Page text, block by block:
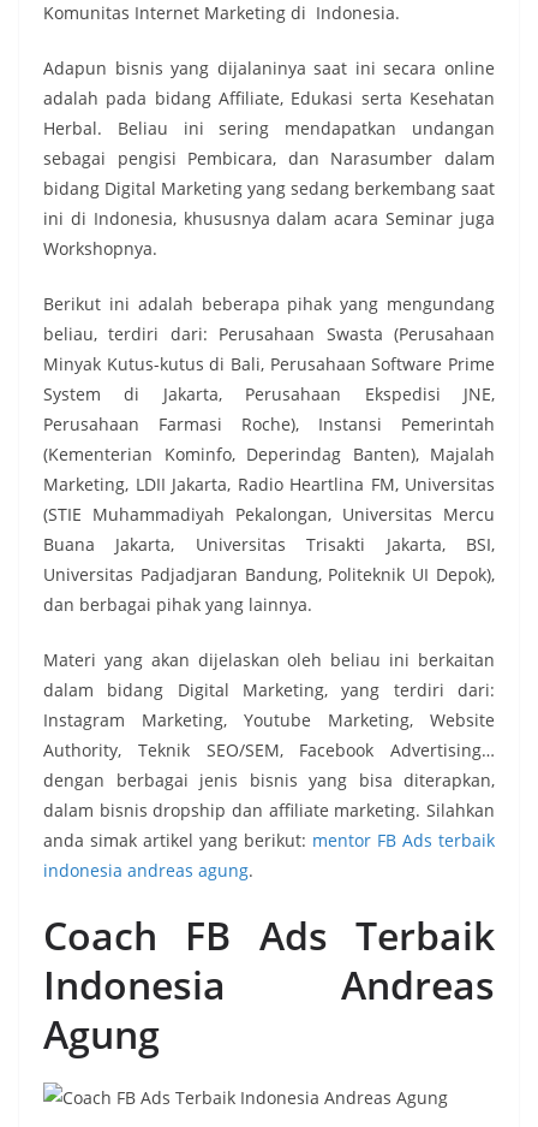
Komunitas Internet Marketing di Indonesia.
Adapun bisnis yang dijalaninya saat ini secara online
adalah pada bidang Affiliate, Edukasi serta Kesehatan
Herbal. Beliau ini sering mendapatkan undangan
sebagai pengisi Pembicara, dan Narasumber dalam
bidang Digital Marketing yang sedang berkembang saat
ini di Indonesia, khususnya dalam acara Seminar juga
Workshopnya.
Berikut ini adalah beberapa pihak yang mengundang
beliau, terdiri dari: Perusahaan Swasta (Perusahaan
Minyak Kutus-kutus di Bali, Perusahaan Software Prime
System di Jakarta, Perusahaan Ekspedisi JNE,
Perusahaan Farmasi Roche), Instansi Pemerintah
(Kementerian Kominfo, Deperindag Banten), Majalah
Marketing, LDII Jakarta, Radio Heartlina FM, Universitas
(STIE Muhammadiyah Pekalongan, Universitas Mercu
Buana Jakarta, Universitas Trisakti Jakarta, BSI,
Universitas Padjadjaran Bandung, Politeknik UI Depok),
dan berbagai pihak yang lainnya.
Materi yang akan dijelaskan oleh beliau ini berkaitan
dalam bidang Digital Marketing, yang terdiri dari:
Instagram Marketing, Youtube Marketing, Website
Authority, Teknik SEO/SEM, Facebook Advertising…
dengan berbagai jenis bisnis yang bisa diterapkan,
dalam bisnis dropship dan affiliate marketing. Silahkan
anda simak artikel yang berikut: mentor FB Ads terbaik
indonesia andreas agung.
Coach FB Ads Terbaik
Indonesia Andreas
Agung